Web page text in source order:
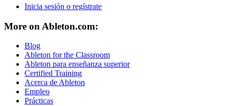
Inicia sesión o regístrate
More on Ableton.com:
Blog
Ableton for the Classroom
Ableton para enseñanza superior
Certified Training
Acerca de Ableton
Empleo
Prácticas